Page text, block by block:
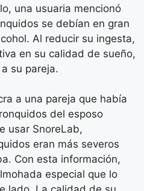
una usuaria mencionó
se debían en gran
Al reducir su ingesta,
en su calidad de sueño,
su pareja.
a una pareja que había
del esposo
usar SnoreLab,
eran más severos
Con esta información,
especial que lo